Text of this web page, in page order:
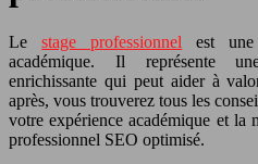
Lestage professionnel est
académique. Il représente
enrichissante qui peut aider à
après, vous trouverez tous les
votre expérience académique et la
professionnel SEO optimisé.